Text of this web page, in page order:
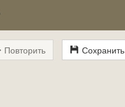
Сохранить
Повторить